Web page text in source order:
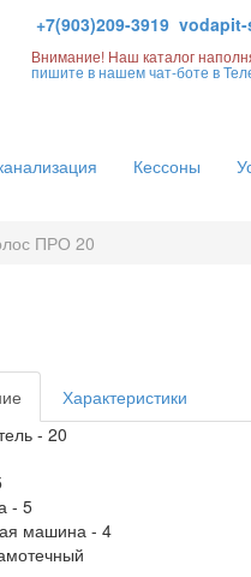
+7(903)209-3919 vodapit-
Внимание! Наш каталог
пишите в нашем чат-боте в
Кессоны
ПРО 20
Характеристики
- 20
- 5
машина - 4